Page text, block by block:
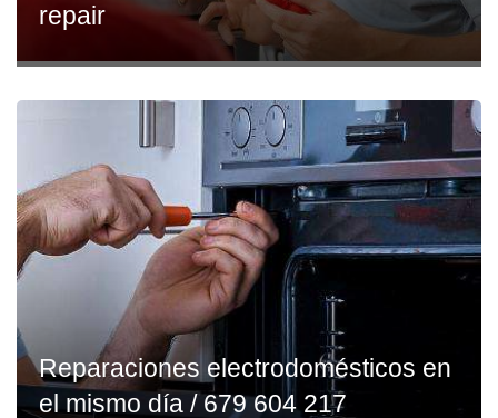
repair
Reparaciones electrodomésticos en
el mismo día / 679 604 217